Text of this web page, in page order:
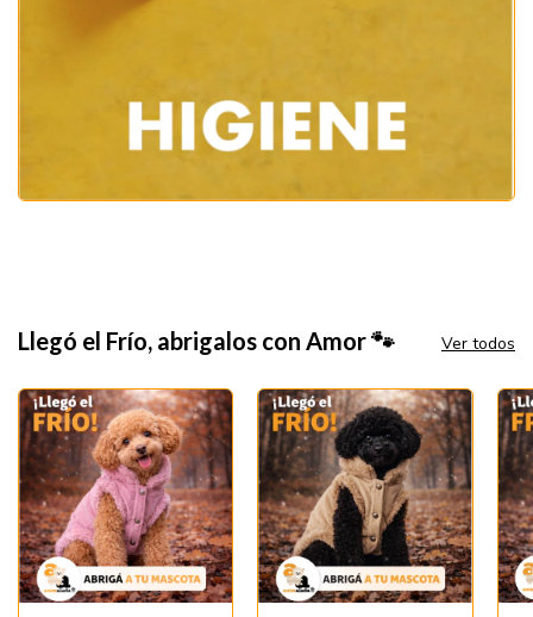
Llegó el Frío, abrigalos con Amor 🐾 Ver todos